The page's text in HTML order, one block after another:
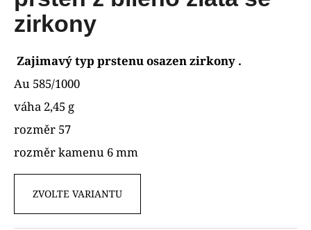
0,0
z
hvězdiček.
zirkony
Zajimavý typ prstenu osazen zirkony .
Au 585/1000
váha 2,45 g
rozměr 57
rozměr kamenu 6 mm
ZVOLTE VARIANTU
a
j
í
t
?
HLEDAT